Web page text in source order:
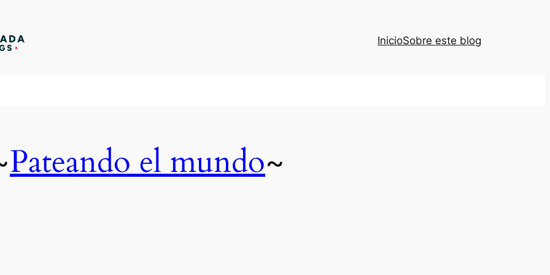
InicioSobre este blog
Pateando el mundo~